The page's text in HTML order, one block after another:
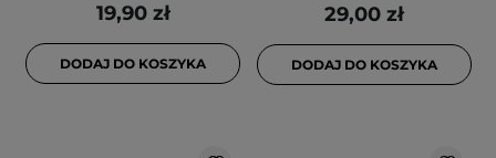
19,90 zł
DODAJ DO KOSZYKA
29,00 zł
DODAJ DO KOSZYKA